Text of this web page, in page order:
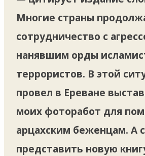
Многие страны
сотрудничество с
нанявшим орды
террористов. В этой
провел в Ереване
моих фоторабот для
арцахским беженцам. А
представить новую